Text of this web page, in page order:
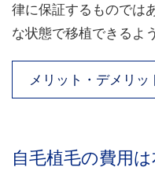
律に保証するものでは
な状態で移植できるよ
メリット・デメリッ
自毛植毛の費用